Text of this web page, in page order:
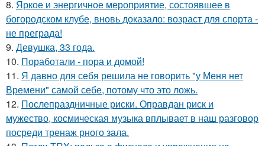
8. Яркое и энергичное мероприятие, состоявшее в
богородском клубе, вновь доказало: возраст для спорта -
не преграда!
9. Девушка, 33 года.
10. Поработали - пора и домой!
11. Я давно для себя решила не говорить "у Меня нет
Времени" самой себе, потому что это ложь.
12. Послепраздничные риски. Оправдан риск и
мужество, космическая музыка вплывает в наш разговор
посреди тренаж рного зала.